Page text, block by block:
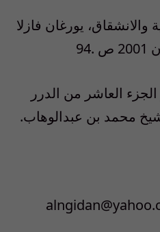
والانشقاق، يورغان فازلا
العاشر من الدرر
محمد بن عبدالوهاب.